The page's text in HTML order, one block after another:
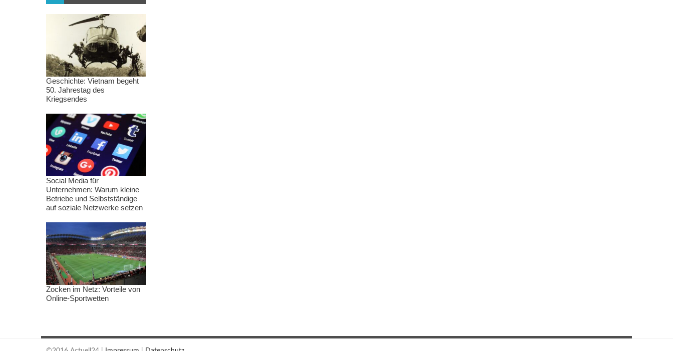
Geschichte: Vietnam begeht
50. Jahrestag des
Kriegsendes
Social Media für
Unternehmen: Warum kleine
Betriebe und Selbstständige
auf soziale Netzwerke setzen
Zocken im Netz: Vorteile von
Online-Sportwetten